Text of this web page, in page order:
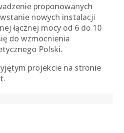
proponowanych
nowych instalacji
łącznej mocy od 6 do 10
do wzmocnienia
Polski.
projekcie na stronie
.